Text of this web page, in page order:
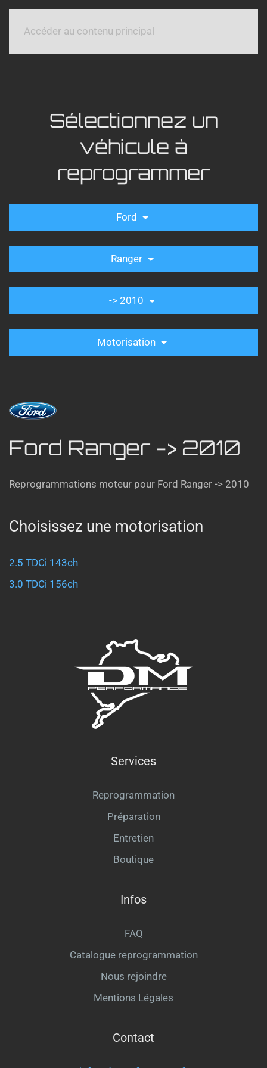
Accéder au contenu principal
Sélectionnez un
véhicule à
reprogrammer
Ford
Ranger
-> 2010
Motorisation
Ford Ranger -> 2010
Reprogrammations moteur pour Ford Ranger -> 2010
Choisissez une motorisation
2.5 TDCi 143ch
3.0 TDCi 156ch
Services
Reprogrammation
Préparation
Entretien
Boutique
Infos
FAQ
Catalogue reprogrammation
Nous rejoindre
Mentions Légales
Contact